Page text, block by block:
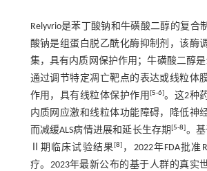
Relyvrio是苯丁酸钠和牛磺酸二醇的复合
酸钠是组蛋白脱乙酰化酶抑制剂，该酶
集，具有内质网保护作用；牛磺酸二醇
通过调节特定凋亡靶点的表达或线粒体
作用，具有线粒体保护作用 [5-6]。这2种
内质网应激和线粒体功能障碍，降低神
而减缓ALS病情进展和延长生存期[5-8]。
Ⅱ期临床试验结果[8] ，2022年FDA批准
疗。2023年最新公布的基于人群的真实